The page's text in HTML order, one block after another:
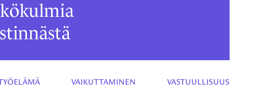
VAIKUTTAMINEN VASTUULLISUUS